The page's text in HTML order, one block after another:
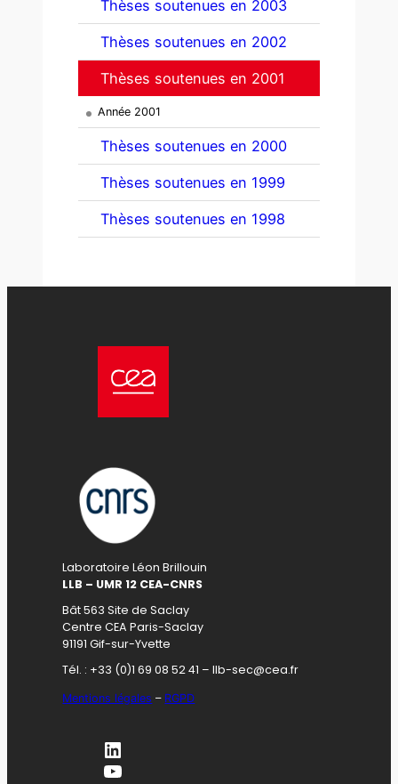
Thèses soutenues en 2003
Thèses soutenues en 2002
Thèses soutenues en 2001
Année 2001
Thèses soutenues en 2000
Thèses soutenues en 1999
Thèses soutenues en 1998
Laboratoire Léon Brillouin
LLB – UMR 12 CEA-CNRS
Bât 563 Site de Saclay
Centre CEA Paris-Saclay
91191 Gif-sur-Yvette
Tél. : +33 (0)1 69 08 52 41 – llb-sec@cea.fr
Mentions légales – RGPD
LinkedIn
YouTube